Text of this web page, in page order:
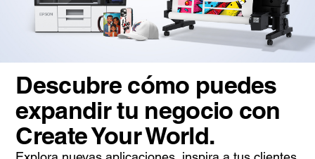
Descubre cómo puedes
expandir tu negocio con
Create Your World.